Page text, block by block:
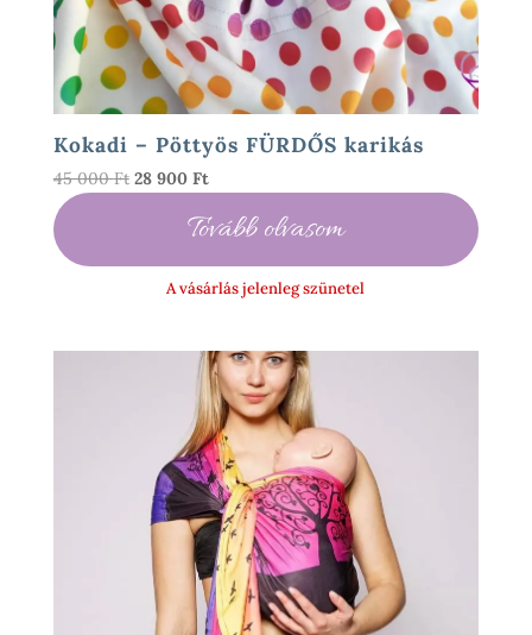
Kokadi – Pöttyös FÜRDŐS karikás
45 000Ft Original
000 Ft.
28 900 FtCurrent
is:
900 Ft.
Tovább olvasom
A vásárlás jelenleg szünetel